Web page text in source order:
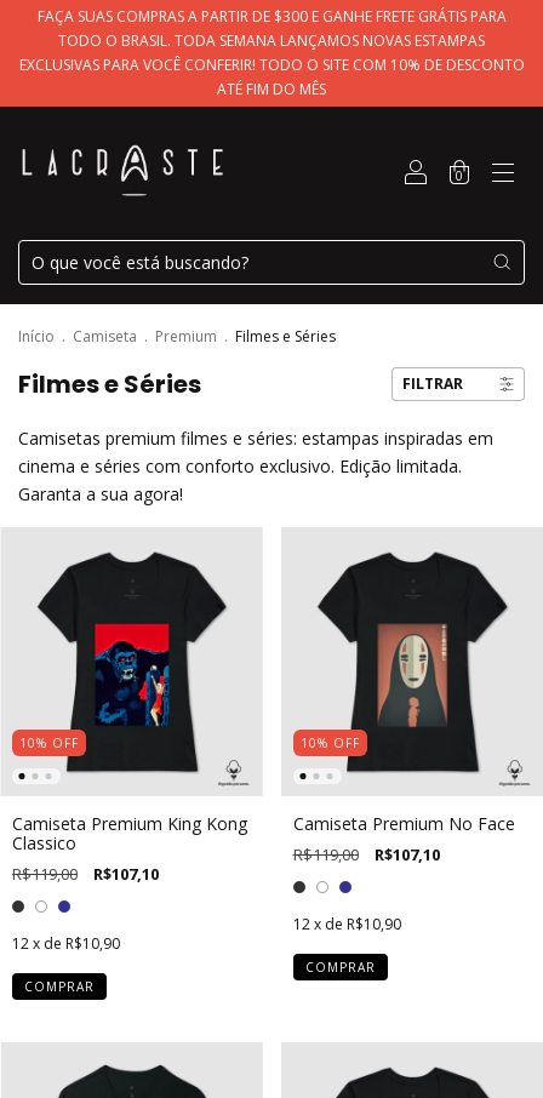
FAÇA SUAS COMPRAS A PARTIR DE $300 E GANHE FRETE GRÁTIS PARA
TODO O BRASIL. TODA SEMANA LANÇAMOS NOVAS ESTAMPAS
EXCLUSIVAS PARA VOCÊ CONFERIR! TODO O SITE COM 10% DE DESCONTO
ATÉ FIM DO MÊS
0
Início . Camiseta . Premium . Filmes e Séries
Filmes e Séries FILTRAR
Camisetas premium filmes e séries: estampas inspiradas em
cinema e séries com conforto exclusivo. Edição limitada.
Garanta a sua agora!
10% OFF
Camiseta Premium King Kong
Classico
R$119,00 R$107,10
12x de R$10,90
COMPRAR
10% OFF
Camiseta Premium No Face
R$119,00 R$107,10
12 x de R$10,90
COMPRAR